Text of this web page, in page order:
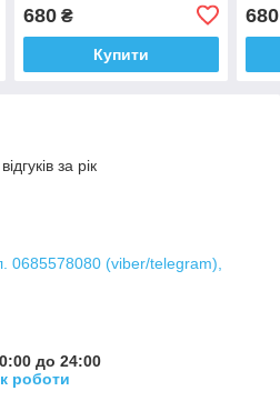
680₴
Купити
680
за рік
0685578080 (viber/telegram),
до 24:00
роботи